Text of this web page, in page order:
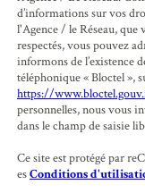
d’informations sur vos
l'Agence / le Réseau,
respectés, vous pouvez
informons de l’existence
téléphonique « Bloctel »,
https://
personnelles, nous vous
dans le champ de saisie
Ce site est protégé par
esConditions